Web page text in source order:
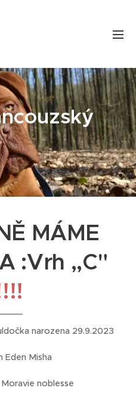
MÁME
:Vrh ,,C"
narozena 29.9.2023
Eden Misha
noblesse